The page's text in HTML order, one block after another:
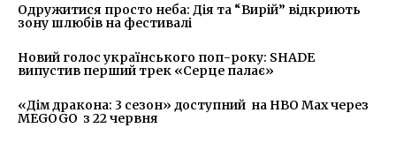
Одружитися просто неба: Дія та “Вирій” відкриють
зону шлюбів на фестивалі
Новий голос українського поп-року: SHADE
випустив перший трек «Серце палає»
«Дім дракона: 3 сезон» доступний на HBO Max через
MEGOGO з 22 червня